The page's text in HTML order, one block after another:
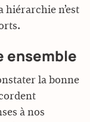
hiérarchie n’est
ensemble
la bonne
à nos